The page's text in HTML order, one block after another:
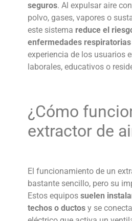
seguros. Al expulsar aire
polvo, gases, vapores o
este sistema reduce el
enfermedades respiratorias
experiencia de los usuarios
laborales, educativos o
¿Cómo
extractor de
El funcionamiento de un
bastante sencillo, pero su
Estos equipossuelen
techos o ductos y se